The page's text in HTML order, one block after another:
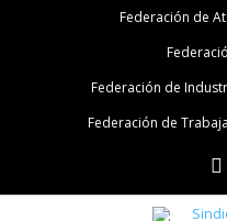
Federación de
Federación de
Federación de